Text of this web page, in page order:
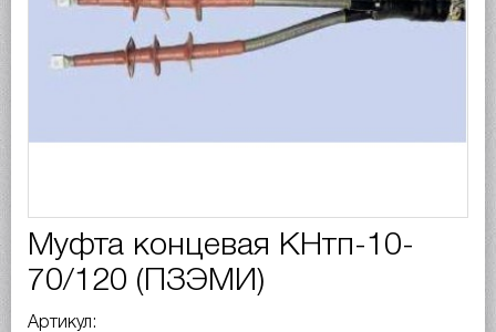
Муфта концевая КНтп-10-
70/120 (ПЗЭМИ)
Артикул: